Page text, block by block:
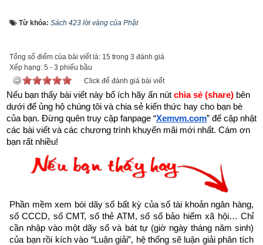
sach-423-loi-vang-cua-phat-pdf-13.html
hoặc liên hệ Zalo: 0926.138.186 để nhận trực tiếp file pdf.
Sau đây là Phẩm thế gian được trích từ Cuốn “Kinh Pháp Cú -
423 lời vàng của Phật” của nhà xuất bản Hồng Đức
XIII. PHẨM THẾ GIAN
(Loka-vagga)
167. Người sáng suốt chớ ôm tà kiến
Sống buông lung, ti tiện qua ngày.
Nghiệp tà vạy, chớ kéo dài
Từ khóa: Sách 423 lời vàng của Phật
Tổng số điểm của bài viết là: 15 trong 3 đánh giá
Xếp hạng: 5 - 3 phiếu bầu
Click để đánh giá bài viết
Nếu bạn thấy bài viết này bổ ích hãy ấn nút chia sẻ (share) bên
dưới để ủng hộ chúng tôi và chia sẻ kiến thức hay cho bạn bè
của bạn. Đừng quên truy cập fanpage “Xemvm.com” để cập nhật
các bài viết và các chương trình khuyến mãi mới nhất. Cám ơn
bạn rất nhiều!
Phần mềm xem bói dãy số bất kỳ của số tài khoản ngân hàng,
số CCCD, số CMT, số thẻ ATM, số sổ bảo hiểm xã hội… Chỉ
cần nhập vào một dãy số và bát tự (giờ ngày tháng năm sinh)
của bạn rồi kích vào “Luận giải”, hệ thống sẽ luận giải phân tích